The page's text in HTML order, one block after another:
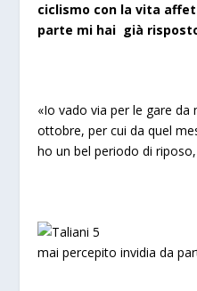
ciclismo con la vita
parte mi hai già
«Io vado via per le gare
ottobre, per cui da quel
ho un bel periodo di
mai percepito invidia da